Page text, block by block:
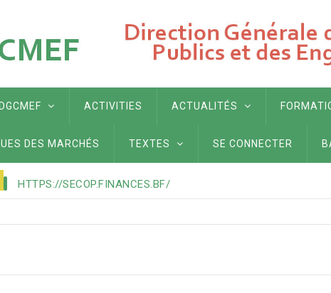
DGCMEF ACTIVITIES ACTUALITÉS
DES MARCHÉS TEXTES SE CONNECTER
HTTPS://SECOP.FINANCES.BF/